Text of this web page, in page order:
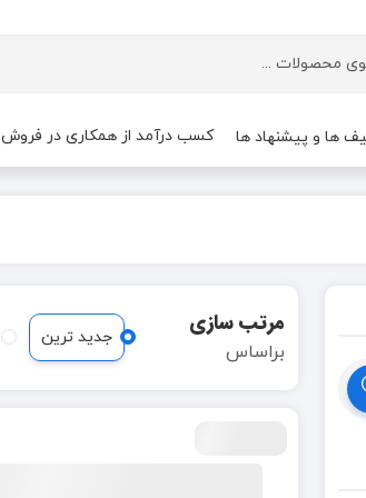
ها و پیشنهاد ها کسب درآمد از همکاری در فروش
مرتب سازی
براساس
جدید ترین